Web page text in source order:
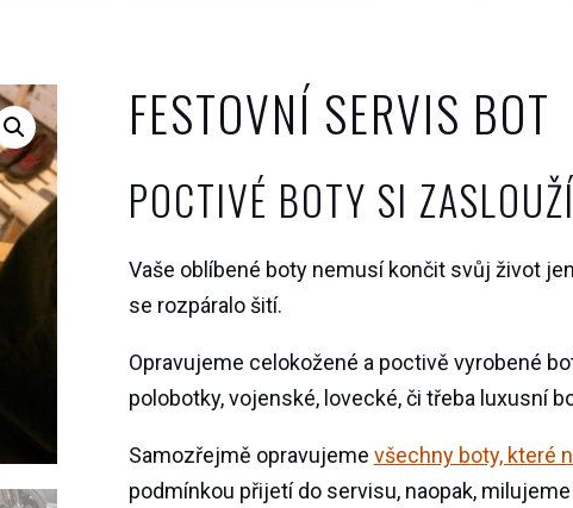
FESTOVNÍ SERVIS BOT
POCTIVÉ BOTY SI
Vaše oblíbené boty nemusí končit svůj život
se rozpáralo šití.
Opravujeme celokožené a poctivě vyrobené
polobotky, vojenské, lovecké, či třeba luxusní
Samozřejmě opravujeme všechny boty, které
podmínkou přijetí do servisu, naopak,